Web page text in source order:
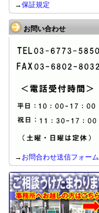
→保証規定
お問い合わせ
→ お問合わせ送信フォーム